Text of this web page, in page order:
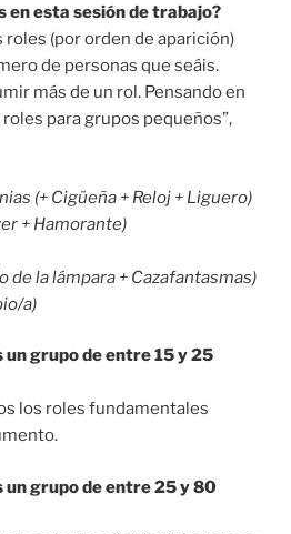
en esta sesión de trabajo?
(por orden de aparición)
de personas que seáis.
más de un rol. Pensando en
para grupos pequeños”,
(+ Cigüeña + Reloj + Liguero)
+ Hamorante)
de la lámpara + Cazafantasmas)
a)
un grupo de entre 15 y 25
los roles fundamentales
un grupo de entre 25 y 80